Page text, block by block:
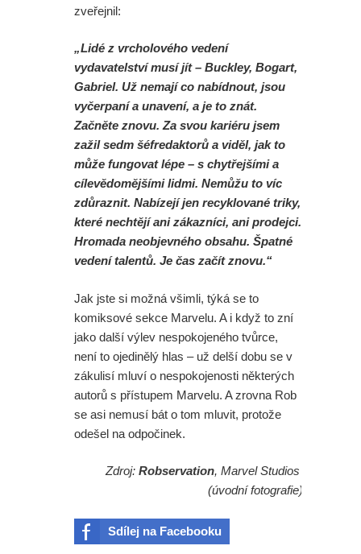
zveřejnil:
„Lidé z vrcholového vedení
vydavatelství musí jít – Buckley, Bogart,
Gabriel. Už nemají co nabídnout, jsou
vyčerpaní a unavení, a je to znát.
Začněte znovu. Za svou kariéru jsem
zažil sedm šéfredaktorů a viděl, jak to
může fungovat lépe – s chytřejšími a
cílevědomějšími lidmi. Nemůžu to víc
zdůraznit. Nabízejí jen recyklované triky,
které nechtějí ani zákazníci, ani prodejci.
Hromada neobjevného obsahu. Špatné
vedení talentů. Je čas začít znovu.“
Jak jste si možná všimli, týká se to
komiksové sekce Marvelu. A i když to zní
jako další výlev nespokojeného tvůrce,
není to ojedinělý hlas – už delší dobu se v
zákulisí mluví o nespokojenosti některých
autorů s přístupem Marvelu. A zrovna Rob
se asi nemusí bát o tom mluvit, protože
odešel na odpočinek.
Zdroj: Robservation, Marvel Studios
(úvodní fotografie)
Sdílej na Facebooku